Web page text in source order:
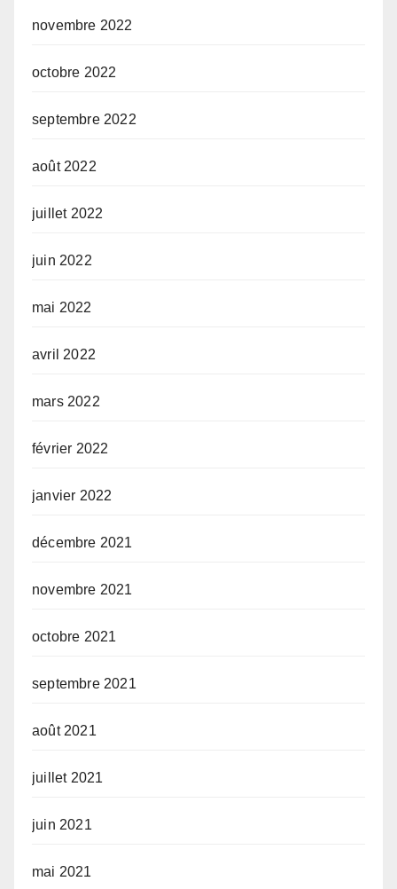
novembre 2022
octobre 2022
septembre 2022
août 2022
juillet 2022
juin 2022
mai 2022
avril 2022
mars 2022
février 2022
janvier 2022
décembre 2021
novembre 2021
octobre 2021
septembre 2021
août 2021
juillet 2021
juin 2021
mai 2021